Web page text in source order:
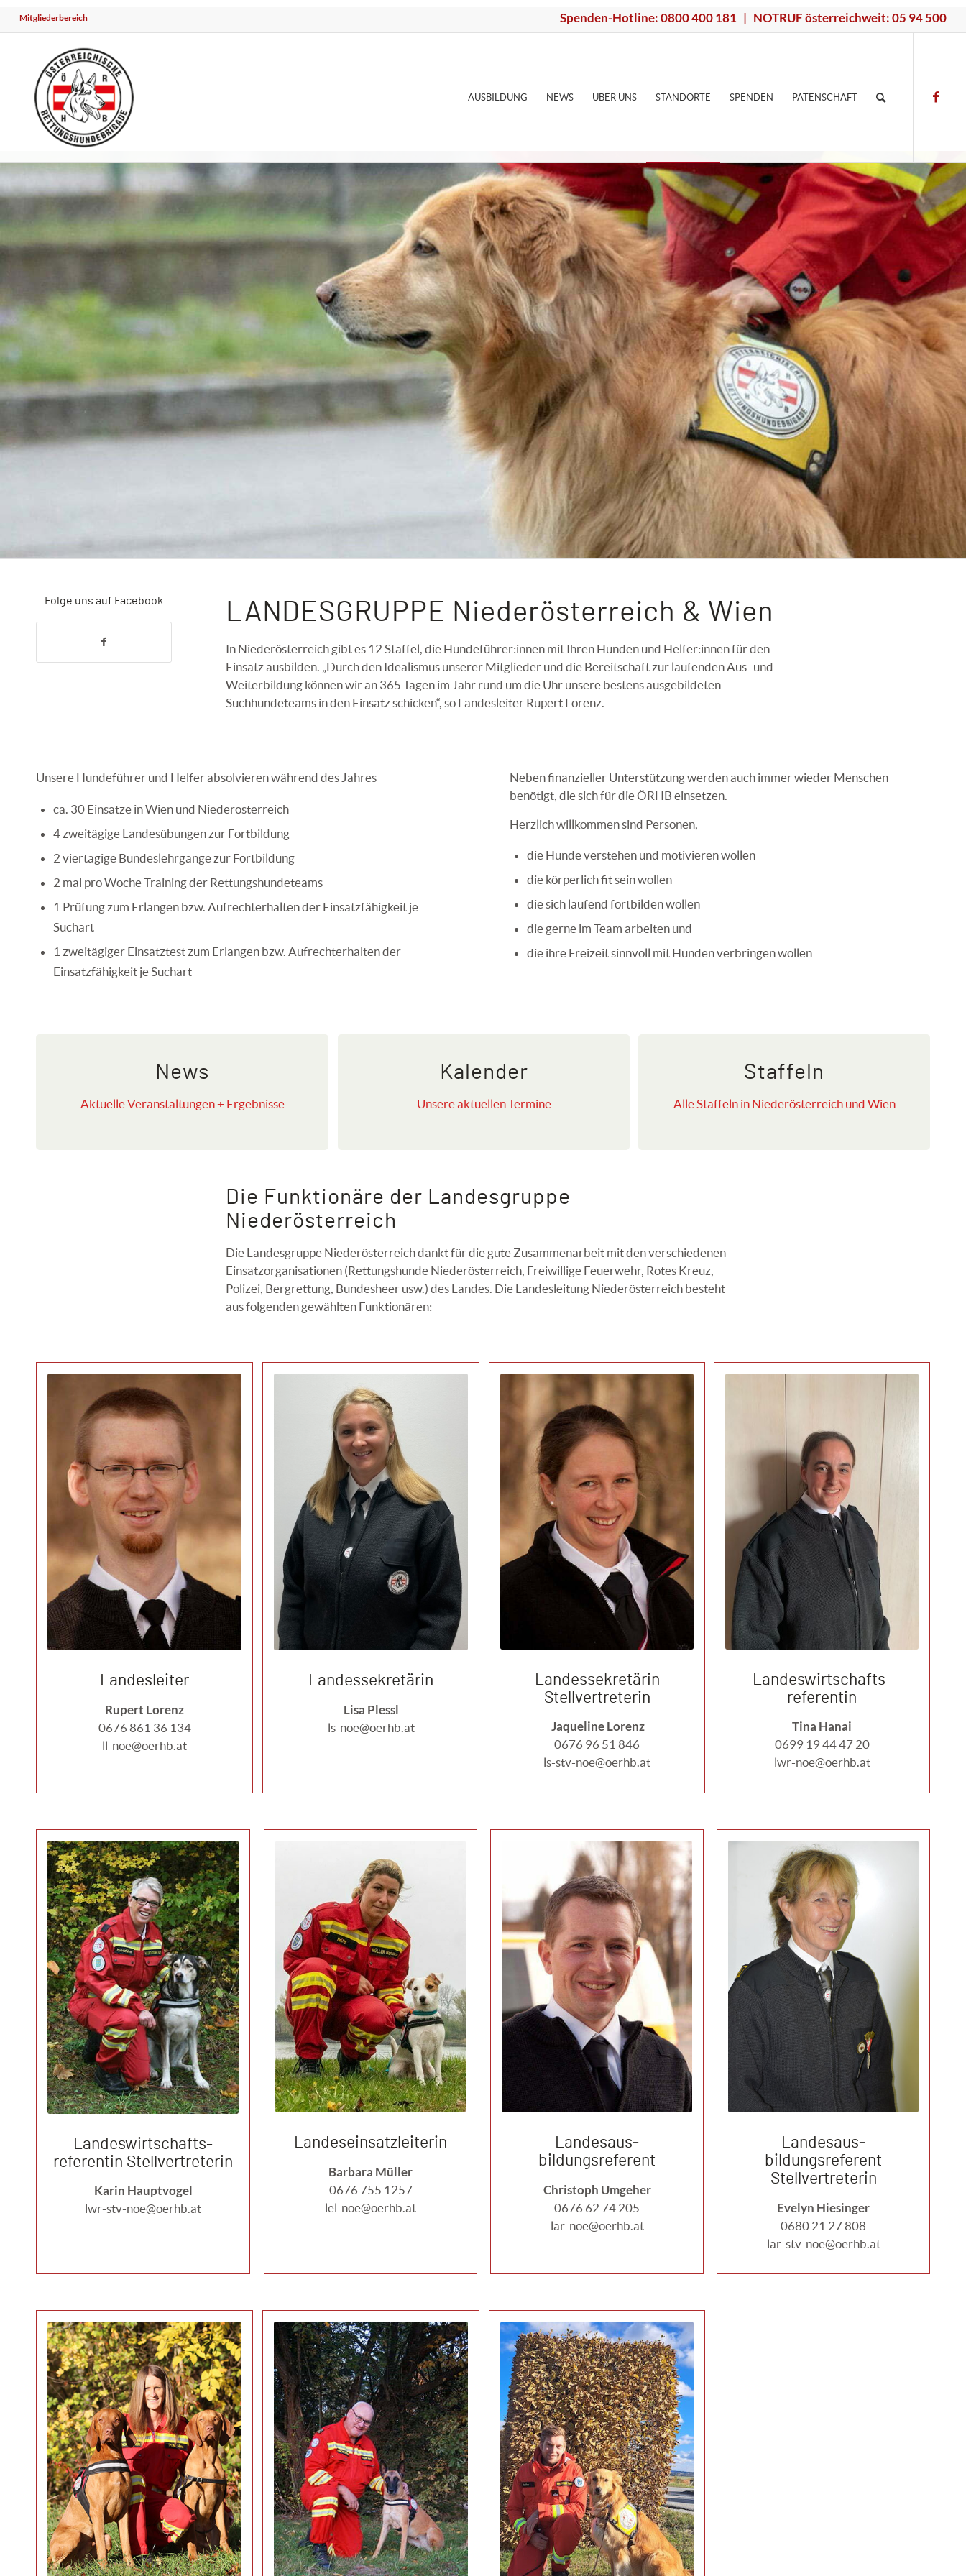
Mitgliederbereich Spenden-Hotline: 0800 400 181 | NOTRUF österreichweit: 05 94 500
AUSBILDUNG NEWS ÜBER UNS STANDORTE SPENDEN PATENSCHAFT
Folge uns auf Facebook LANDESGRUPPE Niederösterreich & Wien
In Niederösterreich gibt es 12 Staffel, die Hundeführer:innen mit Ihren Hunden und Helfer:innen für den
Einsatz ausbilden. „Durch den Idealismus unserer Mitglieder und die Bereitschaft zur laufenden Aus- und
Weiterbildung können wir an 365 Tagen im Jahr rund um die Uhr unsere bestens ausgebildeten
Suchhundeteams inden Einsatz schicken“, so Landesleiter Rupert Lorenz.
Unsere Hundeführer und Helfer absolvieren während des Jahres
ca. 30 Einsätze in Wien und Niederösterreich
4 zweitägige Landesübungen zur Fortbildung
2 viertägige Bundeslehrgänge zur Fortbildung
2 mal pro Woche Training der Rettungshundeteams
1 Prüfung zum Erlangen bzw. Aufrechterhalten der Einsatzfähigkeit je
Suchart
1 zweitägiger Einsatztest zum Erlangen bzw. Aufrechterhaltender
Einsatzfähigkeit je Suchart
Neben finanzieller Unterstützung werden auch immer wieder Menschen
benötigt, die sich für die ÖRHB einsetzen.
Herzlich willkommen sind Personen,
die Hunde verstehen und motivieren wollen
die körperlich fit sein wollen
die sich laufend fortbilden wollen
die gerne im Team arbeiten und
die ihre Freizeit sinnvoll mit Hunden verbringen wollen
News
Aktuelle Veranstaltungen + Ergebnisse
Kalender
Unsere aktuellen Termine
Staffeln
Alle Staffeln in Niederösterreich und Wien
Die Funktionäre der Landesgruppe
Niederösterreich
Die Landesgruppe Niederösterreich dankt für die gute Zusammenarbeit mit den verschiedenen
Einsatzorganisationen (Rettungshunde Niederösterreich, Freiwillige Feuerwehr, Rotes Kreuz,
Polizei, Bergrettung, Bundesheer usw.) des Landes. Die Landesleitung Niederösterreich besteht
aus folgenden gewählten Funktionären:
Landesleiter
Rupert Lorenz
0676 861 36 134
ll-noe@oerhb.at
Landessekretärin
Lisa Plessl
ls-noe@oerhb.at
Landessekretärin
Stellvertreterin
Jaqueline Lorenz
0676 96 51 846
ls-stv-noe@oerhb.at
Landeswirtschafts-
referentin
Tina Hanai
0699 19 44 47 20
lwr-noe@oerhb.at
Landeswirtschafts-
referentin Stellvertreterin
Karin Hauptvogel
lwr-stv-noe@oerhb.at
Landeseinsatzleiterin
Barbara Müller
0676 755 1257
lel-noe@oerhb.at
Landesaus­
bildungsreferent
Christoph Umgeher
0676 62 74 205
lar-noe@oerhb.at
Landesaus­
bildungsreferent
Stellvertreterin
Evelyn Hiesinger
0680 21 27 808
lar-stv-noe@oerhb.at